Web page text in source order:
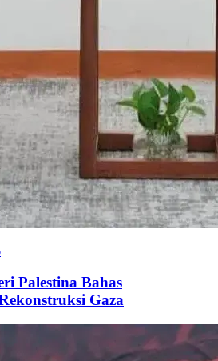
Palestina Bahas
Gaza